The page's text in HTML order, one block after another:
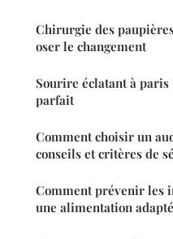
Chirurgie des
oser le changement
Sourire éclatant à
parfait
Comment choisir un
conseils et critères de
Comment prévenir les
une alimentation